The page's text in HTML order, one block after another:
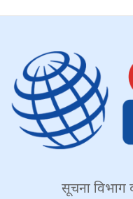
सूचना विभाग